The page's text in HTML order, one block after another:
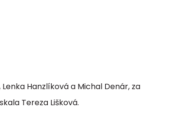
Hanzlíková a Michal Denár, za
Tereza Lišková.